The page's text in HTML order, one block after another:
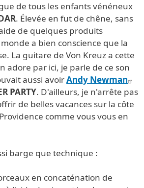
de tous les enfants vénéneux
. Élevée en fut de chêne, sans
de quelques produits
a bien conscience que la
La guitare de Von Kreuz a cette
adore par ici, je parle de ce son
aussi avoirAndy Newman
PARTY. D'ailleurs, je n'arrête pas
de belles vacances sur la côte
comme vous vous en
barge que technique :
en concaténation de